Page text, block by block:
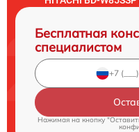
Бесплатная
специалистом
Нажимая на кнопку